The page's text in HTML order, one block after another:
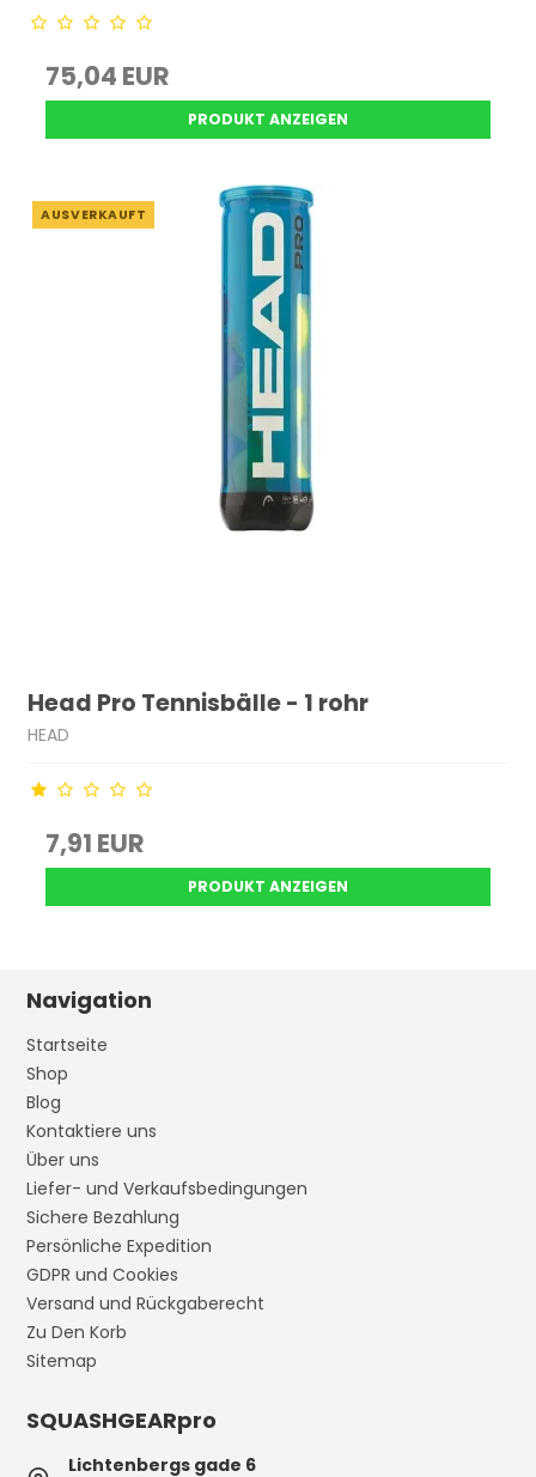
75,04 EUR
PRODUKT ANZEIGEN
AUSVERKAUFT
Head Pro Tennisbälle - 1 rohr
HEAD
7,91 EUR
PRODUKT ANZEIGEN
Navigation
Startseite
Shop
Blog
Kontaktiere uns
Über uns
Liefer- und Verkaufsbedingungen
Sichere Bezahlung
Persönliche Expedition
GDPR und Cookies
Versand und Rückgaberecht
Zu Den Korb
Sitemap
SQUASHGEARpro
Lichtenbergs gade 6